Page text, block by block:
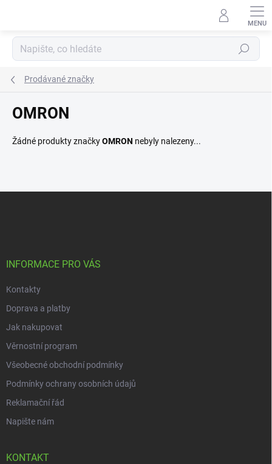
Hledat
Prodávané značky
OMRON
Žádné produkty značkyOMRON nebyly nalezeny...
INFORMACE PRO VÁS
Kontakty
Doprava a platby
Jak nakupovat
Věrnostní program
Všeobecné obchodní podmínky
Podmínky ochrany osobních údajů
Reklamační řád
Napište nám
KONTAKT